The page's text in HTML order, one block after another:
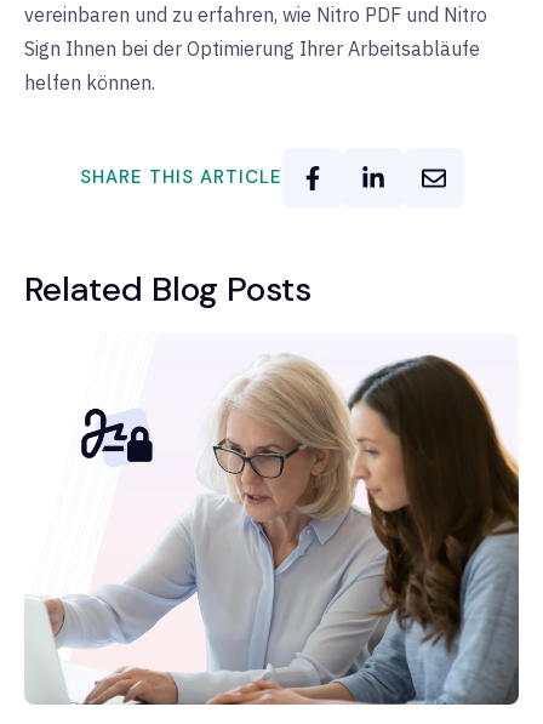
vereinbaren und zu erfahren, wie Nitro PDF und Nitro
Sign Ihnen bei der Optimierung Ihrer Arbeitsabläufe
helfen können.
SHARE THIS ARTICLE
Related Blog Posts